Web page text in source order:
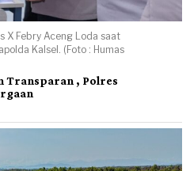
X Febry Aceng Loda saat
Kalsel. (Foto : Humas
Transparan , Polres